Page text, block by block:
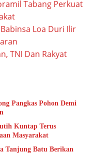
Tabang Perkuat
Loa Duri Ilir
TNI Dan Rakyat
Pangkas Pohon Demi
Kuntap Terus
Masyarakat
Tanjung Batu Berikan